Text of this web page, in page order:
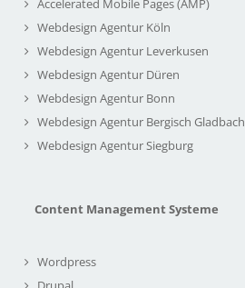
Accelerated Mobile Pages (AMP)
Webdesign Agentur Köln
Webdesign Agentur Leverkusen
Webdesign Agentur Düren
Webdesign Agentur Bonn
Webdesign Agentur Bergisch Gladbach
Webdesign Agentur Siegburg
Content Management Systeme
Wordpress